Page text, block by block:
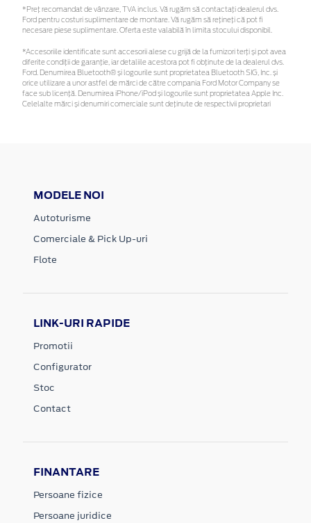
*Preţ recomandat de vânzare, TVA inclus. Vă rugăm să contactaţi dealerul dvs.
Ford pentru costuri suplimentare de montare. Vă rugăm să rețineți că pot fi
necesare piese suplimentare. Oferta este valabilă în limita stocului disponibil.
*Accesoriile identificate sunt accesorii alese cu grijă de la furnizori terți și pot avea
diferite condiții de garanție, iar detaliile acestora pot fi obținute de la dealerul dvs.
Ford. Denumirea Bluetooth® și logourile sunt proprietatea Bluetooth SIG, Inc. și
orice utilizare a unor astfel de mărci de către compania Ford Motor Company se
face sub licență. Denumirea iPhone/iPod și logourile sunt proprietatea Apple Inc.
Celelalte mărci și denumiri comerciale sunt deținute de respectivii proprietari
MODELE NOI
Autoturisme
Comerciale & Pick Up-uri
Flote
LINK-URI RAPIDE
Promotii
Configurator
Stoc
Contact
FINANTARE
Persoane fizice
Persoane juridice